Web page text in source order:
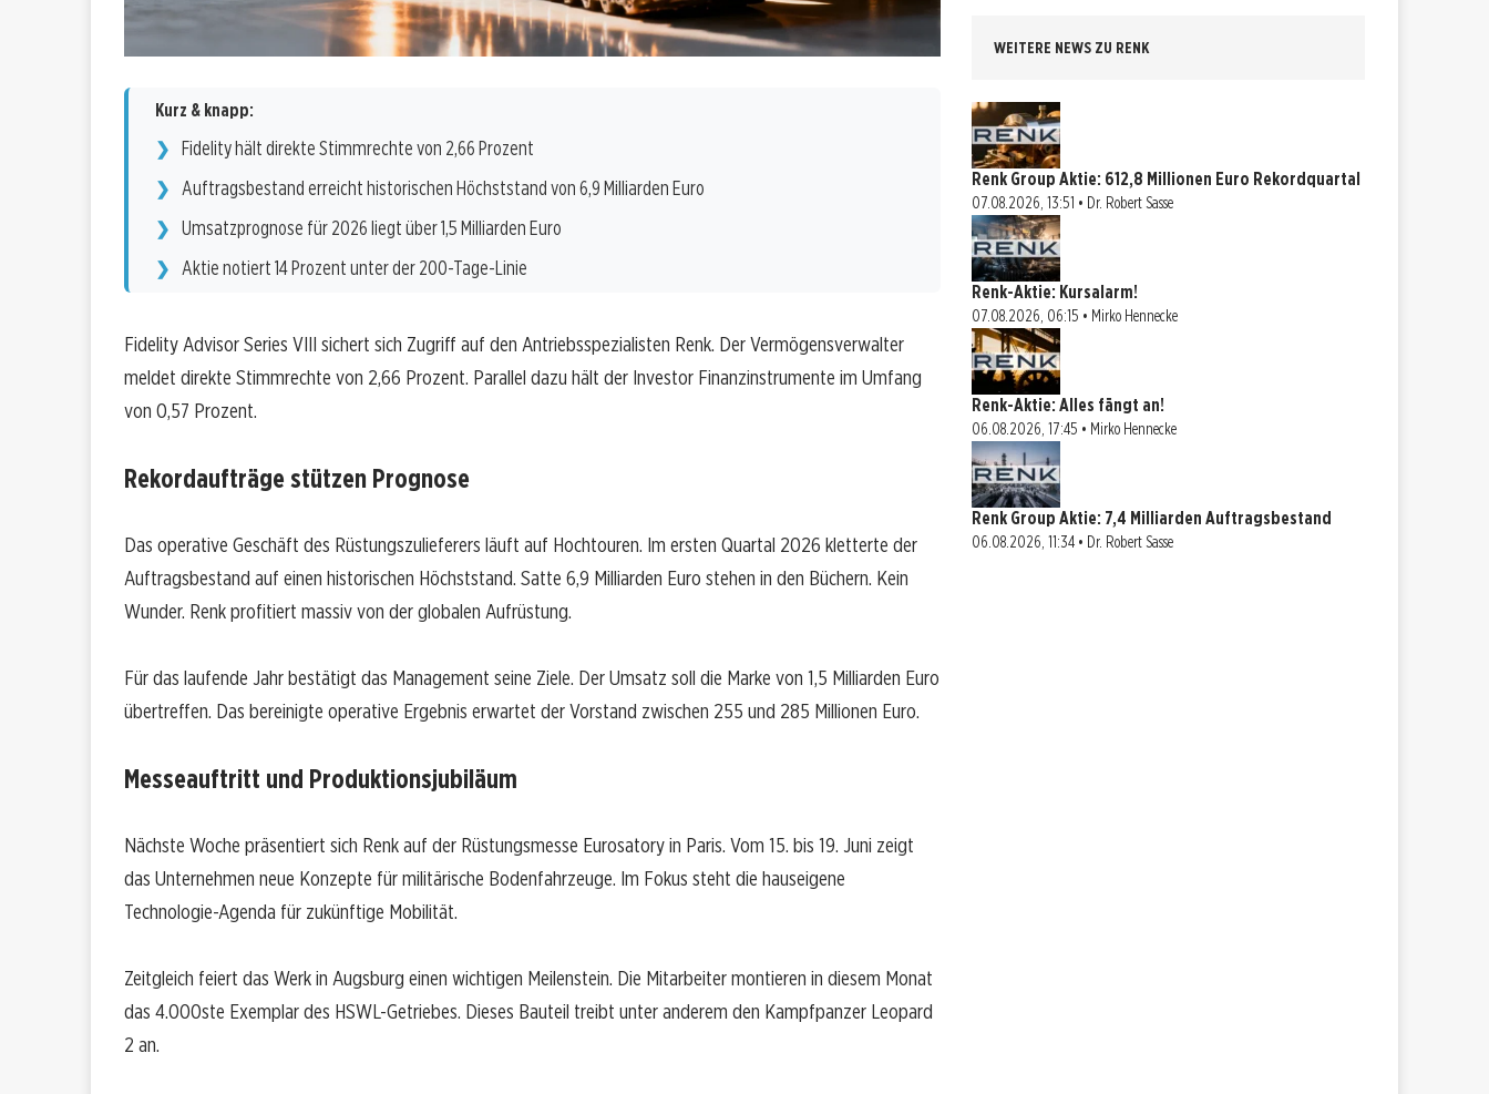
Kurz & knapp:
Fidelity hält direkte Stimmrechte von 2,66 Prozent
Auftragsbestand erreicht historischen Höchststand von 6,9 Milliarden Euro
Umsatzprognose für 2026 liegt über 1,5 Milliarden Euro
Aktie notiert 14 Prozent unter der 200-Tage-Linie
Fidelity Advisor Series VIII sichert sich Zugriff auf den Antriebsspezialisten Renk. Der Vermögensverwalter
meldet direkte Stimmrechte von 2,66 Prozent. Parallel dazu hält der Investor Finanzinstrumente im Umfang
von 0,57 Prozent.
Rekordaufträge stützen Prognose
Das operative Geschäft des Rüstungszulieferers läuft auf Hochtouren. Im ersten Quartal 2026 kletterte der
Auftragsbestand auf einen historischen Höchststand. Satte 6,9 Milliarden Euro stehen in den Büchern. Kein
Wunder. Renk profitiert massiv von der globalen Aufrüstung.
Für das laufende Jahr bestätigt das Management seine Ziele. Der Umsatz soll die Marke von 1,5 Milliarden Euro
übertreffen. Das bereinigte operative Ergebnis erwartet der Vorstand zwischen 255 und 285 Millionen Euro.
Messeauftritt und Produktionsjubiläum
Nächste Woche präsentiert sich Renk auf der Rüstungsmesse Eurosatory in Paris. Vom 15. bis 19. Juni zeigt
das Unternehmen neue Konzepte für militärische Bodenfahrzeuge. Im Fokus steht die hauseigene
Technologie-Agenda für zukünftige Mobilität.
Zeitgleich feiert das Werk in Augsburg einen wichtigen Meilenstein. Die Mitarbeiter montieren in diesem Monat
das 4.000ste Exemplar des HSWL-Getriebes. Dieses Bauteil treibt unter anderem den Kampfpanzer Leopard
2 an.
WEITERE NEWS ZU RENK
Renk Group Aktie: 612,8 Millionen Euro Rekordquartal
07.08.2026, 13:51 • Dr. Robert Sasse
Renk-Aktie: Kursalarm!
07.08.2026, 06:15 • Mirko Hennecke
Renk-Aktie: Alles fängt an!
06.08.2026, 17:45 • Mirko Hennecke
Renk Group Aktie: 7,4 Milliarden Auftragsbestand
06.08.2026, 11:34 • Dr. Robert Sasse